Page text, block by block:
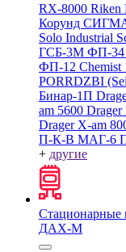
RX-8000 Riken
Корунд
Solo Industrial
ГСБ-3М ФП-34
ФП-12 Chemist
PORRDZBI
Бинар-1П
am 5600 Drager
Drager X-am
П-К-В МАГ-6
+ другие
Стационарные
ДАХ-М